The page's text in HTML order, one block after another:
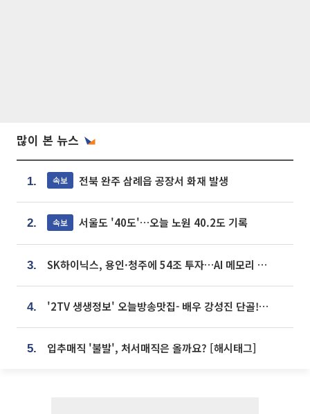
많이 본 뉴스
1. 속보 전북 완주 삼례읍 공장서 화재 발생
2. 속보 서울도 '40도'…오늘 노원 40.2도 기록
3. SK하이닉스, 용인·청주에 54조 투자…AI 메모리 생산기지 키운다
4. '2TV 생생정보' 오늘방송맛집- 배우 강성진 단골! 쌀국수ㆍ푸팟퐁 커리 맛집 '블○○○'
5. 입추매직 '불발', 처서매직은 올까요? [해시태그]